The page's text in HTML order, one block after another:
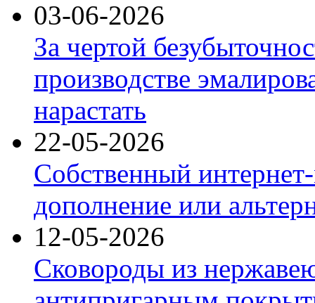
03-06-2026
За чертой
производстве
нарастать
22-05-2026
Собственный
дополнение или
12-05-2026
Сковороды из